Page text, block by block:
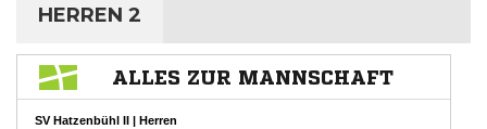
HERREN 2